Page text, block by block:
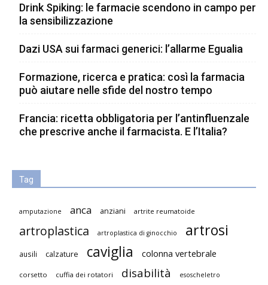
Drink Spiking: le farmacie scendono in campo per
la sensibilizzazione
Dazi USA sui farmaci generici: l’allarme Egualia
Formazione, ricerca e pratica: così la farmacia
può aiutare nelle sfide del nostro tempo
Francia: ricetta obbligatoria per l’antinfluenzale
che prescrive anche il farmacista. E l’Italia?
Tag
amputazione anca anziani artrite reumatoide
artroplastica artroplastica di ginocchio artrosi
ausili calzature caviglia colonna vertebrale
corsetto cuffia dei rotatori disabilità esoscheletro